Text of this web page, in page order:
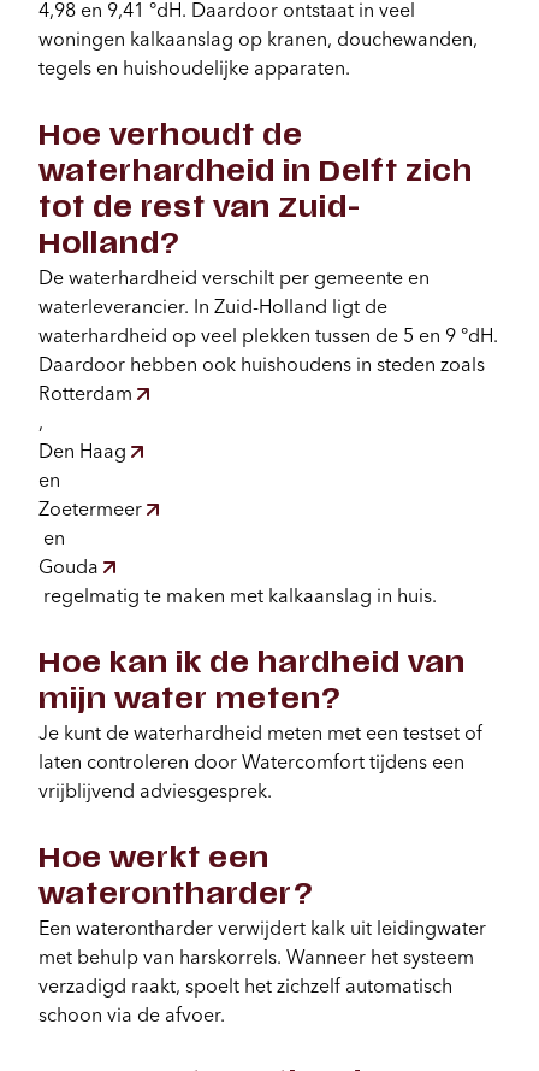
4,98 en 9,41 °dH. Daardoor ontstaat in veel
woningen kalkaanslag op kranen, douchewanden,
tegels en huishoudelijke apparaten.
Hoe verhoudt de
waterhardheid in Delft zich
tot de rest van Zuid-
Holland?
De waterhardheid verschilt per gemeente en
waterleverancier. In Zuid-Holland ligt de
waterhardheid op veel plekken tussen de 5 en 9 °dH.
Daardoor hebben ook huishoudens in steden zoals
Rotterdam
,
Den Haag
en
Zoetermeer
en
Gouda
regelmatig te maken met kalkaanslag in huis.
Hoe kan ik de hardheid van
mijn water meten?
Je kunt de waterhardheid meten met een testset of
laten controleren door Watercomfort tijdens een
vrijblijvend adviesgesprek.
Hoe werkt een
waterontharder?
Een waterontharder verwijdert kalk uit leidingwater
met behulp van harskorrels. Wanneer het systeem
verzadigd raakt, spoelt het zichzelf automatisch
schoon via de afvoer.